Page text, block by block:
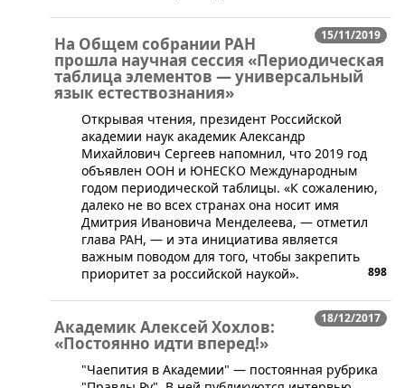
15/11/2019
На Общем собрании РАН
прошла научная сессия «Периодическая
таблица элементов ― универсальный
язык естествознания»
​Открывая чтения, президент Российской
академии наук академик Александр
Михайлович Сергеев напомнил, что 2019 год
объявлен ООН и ЮНЕСКО Международным
годом периодической таблицы. «К сожалению,
далеко не во всех странах она носит имя
Дмитрия Ивановича Менделеева, ― отметил
глава РАН, ― и эта инициатива является
важным поводом для того, чтобы закрепить
приоритет за российской наукой».
898
18/12/2017
Академик Алексей Хохлов:
«Постоянно идти вперед!»
​"Чаепития в Академии" — постоянная рубрика